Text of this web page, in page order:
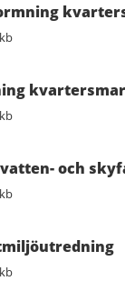
och